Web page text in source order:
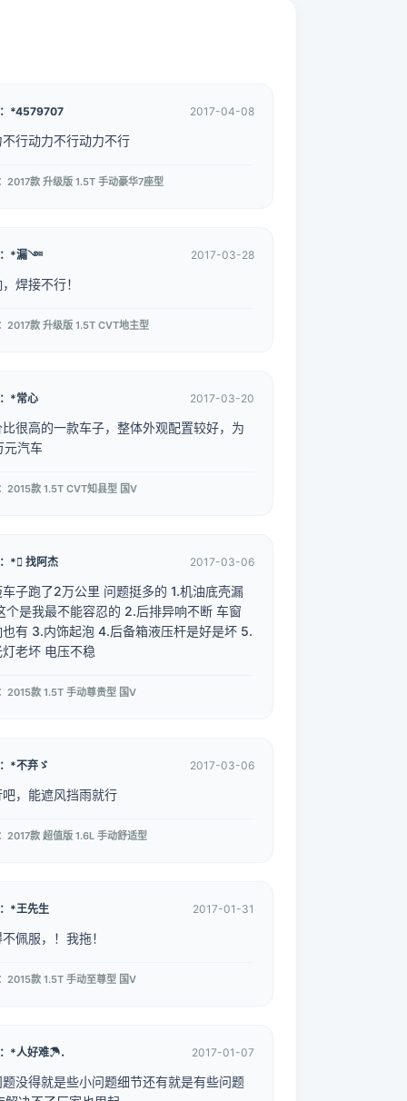
*4579707 2017-04-08
不行动力不行动力不行
2017款 升级版 1.5T 手动豪华7座型
：*漏༇ 2017-03-28
焊接不行！
2017款 升级版 1.5T CVT地主型
*常心 2017-03-20
比很高的一款车子，整体外观配置较好，为
元汽车
2015款 1.5T CVT知县型 国V
* 找阿杰 2017-03-06
车子跑了2万公里 问题挺多的 1.机油底壳漏
个是我最不能容忍的 2.后排异响不断 车窗
有 3.内饰起泡 4.后备箱液压杆是好是坏 5.
近光灯老坏 电压不稳
2015款 1.5T 手动尊贵型 国V
*不弃ゞ 2017-03-06
吧，能遮风挡雨就行
2017款 超值版 1.6L 手动舒适型
*王先生 2017-01-31
佩服，！我拖！
2015款 1.5T 手动至尊型 国V
*人好难☂． 2017-01-07
题没得就是些小问题细节还有就是有些问题